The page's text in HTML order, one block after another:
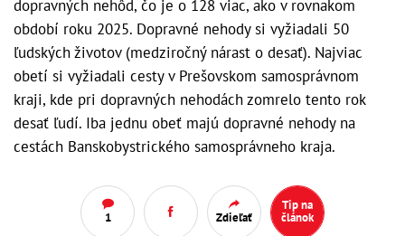
dopravných nehôd, čo je o 128 viac, ako v rovnakom
období roku 2025. Dopravné nehody si vyžiadali 50
ľudských životov (medziročný nárast o desať). Najviac
obetí si vyžiadali cesty v Prešovskom samosprávnom
kraji, kde pri dopravných nehodách zomrelo tento rok
desať ľudí. Iba jednu obeť majú dopravné nehody na
cestách Banskobystrického samosprávneho kraja.
1 Zdieľať
Tip na
článok